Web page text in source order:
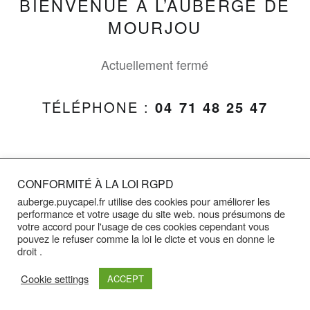
BIENVENUE À L’AUBERGE DE
MOURJOU
Actuellement fermé
TÉLÉPHONE :04 71 48 25 47
© 2026L'Auberge de mourjou
WordPresstheme.|Back to top ↑
CONFORMITÉ À LA LOI RGPD
auberge.puycapel.fr utilise des cookies pour améliorer les
performance et votre usage du site web. nous présumons de
votre accord pour l'usage de ces cookies cependant vous
pouvez le refuser comme la loi le dicte et vous en donne le
droit .
Cookie settings
ACCEPT